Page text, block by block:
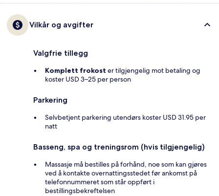
Vilkår og avgifter
Valgfrie tillegg
Komplett frokost er tilgjengelig mot betaling og
koster USD 3–25 per person
Parkering
Selvbetjent parkering utendørs koster USD 31.95 per
natt
Basseng, spa og treningsrom (hvis tilgjengelig)
Massasje må bestilles på forhånd, noe som kan gjøres
ved å kontakte overnattingsstedet før ankomst på
telefonnummeret som står oppført i
bestillingsbekreftelsen